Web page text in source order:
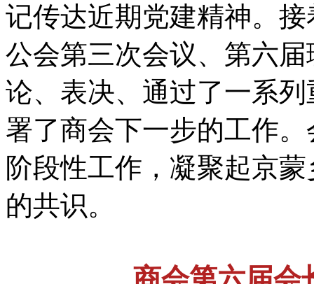
记传达近期党建精神。
公会第三次会议、第六
论、表决、通过了一系
署了商会下一步的工作
阶段性工作，凝聚起京
的共识。